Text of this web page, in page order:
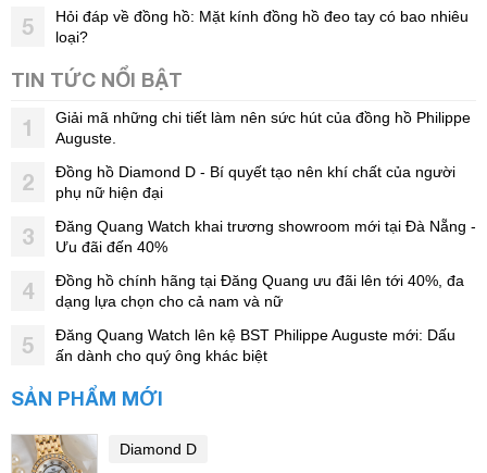
5
Hỏi đáp về đồng hồ: Mặt kính đồng hồ đeo tay có bao nhiêu
loại?
TIN TỨC NỔI BẬT
1
Giải mã những chi tiết làm nên sức hút của đồng hồ Philippe
Auguste.
2
Đồng hồ Diamond D - Bí quyết tạo nên khí chất của người
phụ nữ hiện đại
3
Đăng Quang Watch khai trương showroom mới tại Đà Nẵng -
Ưu đãi đến 40%
4
Đồng hồ chính hãng tại Đăng Quang ưu đãi lên tới 40%, đa
dạng lựa chọn cho cả nam và nữ
5
Đăng Quang Watch lên kệ BST Philippe Auguste mới: Dấu
ấn dành cho quý ông khác biệt
SẢN PHẨM MỚI
Diamond D